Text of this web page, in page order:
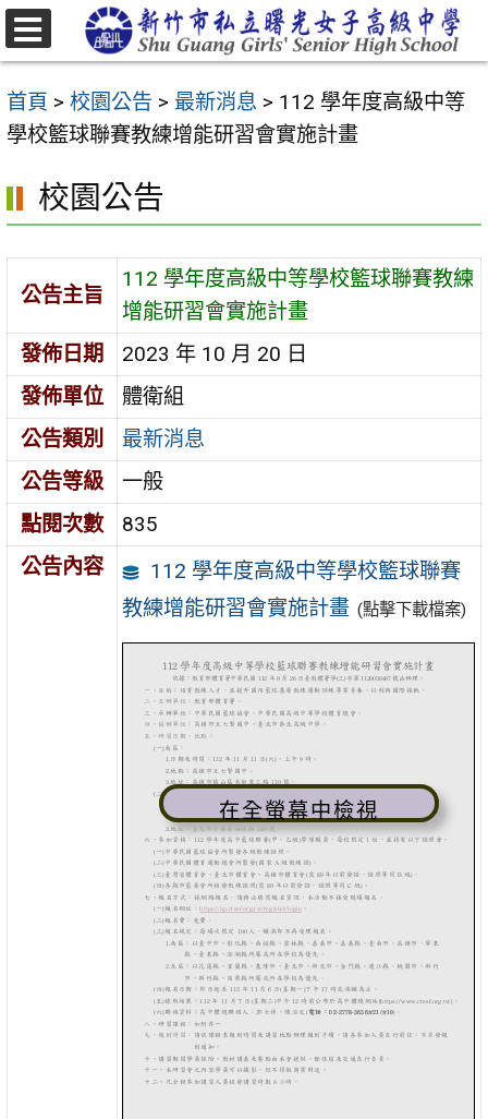
跳
至
要
內
區
首頁 > 校園公告 > 最新消息 > 112 學年度高級中等
學校籃球聯賽教練增能研習會實施計畫
校園公告
公告主旨
112 學年度高級中等學校籃球聯賽教練
增能研習會實施計畫
發佈日期
2023 年 10 月 20 日
發佈單位
體衛組
公告類別
最新消息
公告等級
一般
點閱次數
835
公告內容
112 學年度高級中等學校籃球聯賽
教練增能研習會實施計畫 (點擊下載檔案)
在全螢幕中檢視
選
單